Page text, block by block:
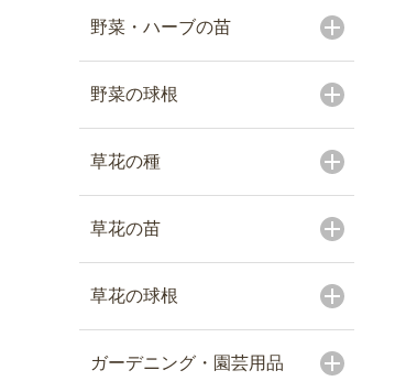
野菜・ハーブの苗
野菜の球根
草花の種
草花の苗
草花の球根
ガーデニング・園芸用品